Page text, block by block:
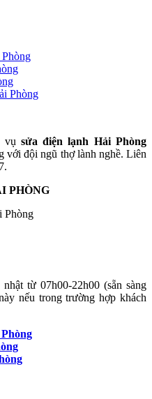
Phòng
vụ sửa điện lạnh Hải Phòng
với đội ngũ thợ lành nghề. Liên
PHÒNG
Phòng
từ 07h00-22h00 (sẵn sàng
nếu trong trường hợp khách